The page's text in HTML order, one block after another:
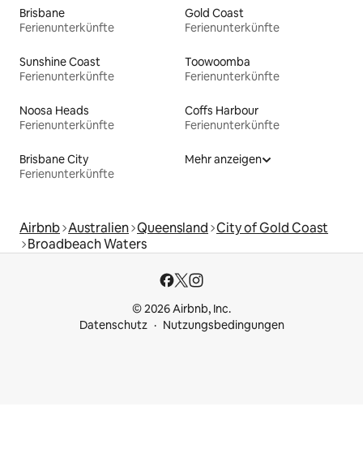
Brisbane
Ferienunterkünfte
Gold Coast
Ferienunterkünfte
Sunshine Coast
Ferienunterkünfte
Toowoomba
Ferienunterkünfte
Noosa Heads
Ferienunterkünfte
Coffs Harbour
Ferienunterkünfte
Brisbane City
Ferienunterkünfte
Mehr anzeigen
Airbnb Australien Queensland City of Gold Coast
Broadbeach Waters
© 2026 Airbnb, Inc.
Datenschutz
Nutzungsbedingungen